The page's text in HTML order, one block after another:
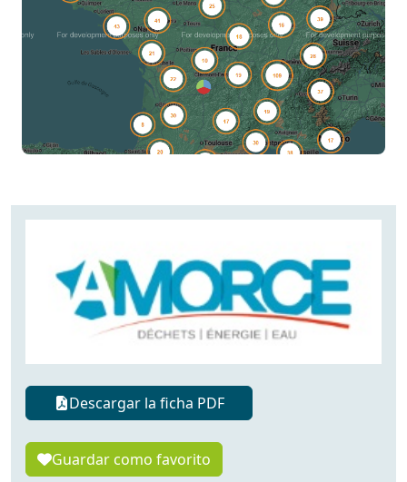
Descargar la ficha PDF
Guardar como favorito